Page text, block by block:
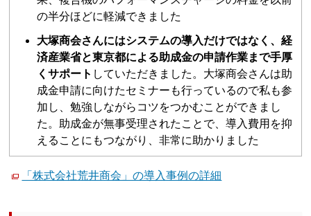
の半分ほどに軽減できました
大塚商会さんにはシステムの導入だけではなく、経
済産業省と東京都による助成金の申請作業まで手厚
くサポート していただきました。大塚商会さんは助
成金申請に向けたセミナーも行っているので私も参
加し、勉強しながらコツをつかむことができまし
た。助成金が無事受理されたことで、導入費用を抑
えることにもつながり、非常に助かりました
「株式会社荒井商会」の導入事例の詳細